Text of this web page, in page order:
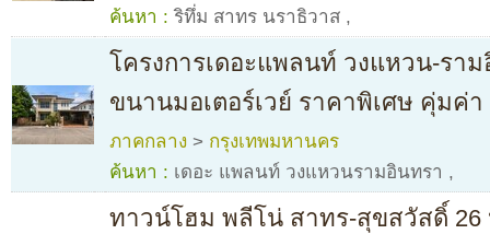
ค้นหา : ริทึ่ม สาทร นราธิวาส ,
โครงการเดอะแพลนท์ วงแหวน-รา
ขนานมอเตอร์เวย์ ราคาพิเศษ คุ่มค่า
ภาคกลาง > กรุงเทพมหานคร
ค้นหา : เดอะ แพลนท์ วงแหวนรามอินทรา ,
ทาวน์โฮม พลีโน่ สาทร-สุขสวัสดิ์ 26